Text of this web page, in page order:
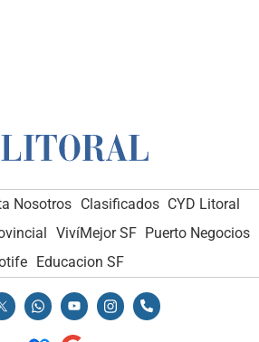
Nosotros Clasificados CYD Litoral
VivíMejor SF Puerto Negocios
Educacion SF